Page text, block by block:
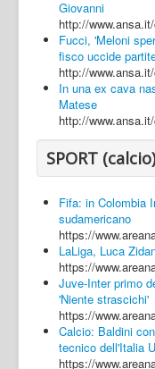
Giovanni
http://
Fucci, 'Meloni
fisco uccide
http://
In una ex cava
Matese
http://
SPORT (calcio)
Fifa: in Colombia
sudamericano
https://
LaLiga, Luca
https://
Juve-Inter primo
'Niente strascichi'
https://
Calcio: Baldini
tecnico dell'Italia
https://